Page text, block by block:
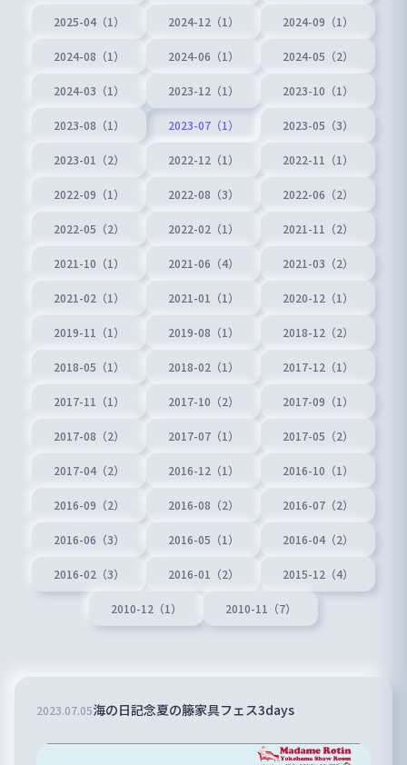
2025-04（1） 2024-12（1） 2024-09（1）
2024-08（1） 2024-06（1） 2024-05（2）
2024-03（1） 2023-12（1） 2023-10（1）
2023-08（1） 2023-07（1） 2023-05（3）
2023-01（2） 2022-12（1） 2022-11（1）
2022-09（1） 2022-08（3） 2022-06（2）
2022-05（2） 2022-02（1） 2021-11（2）
2021-10（1） 2021-06（4） 2021-03（2）
2021-02（1） 2021-01（1） 2020-12（1）
2019-11（1） 2019-08（1） 2018-12（2）
2018-05（1） 2018-02（1） 2017-12（1）
2017-11（1） 2017-10（2） 2017-09（1）
2017-08（2） 2017-07（1） 2017-05（2）
2017-04（2） 2016-12（1） 2016-10（1）
2016-09（2） 2016-08（2） 2016-07（2）
2016-06（3） 2016-05（1） 2016-04（2）
2016-02（3） 2016-01（2） 2015-12（4）
2010-12（1） 2010-11（7）
2023.07.05海の日記念夏の籐家具フェス3days